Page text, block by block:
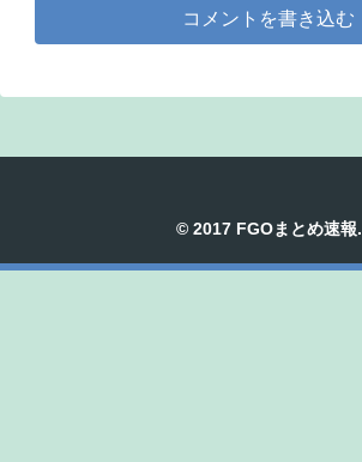
コメントを書き込む
© 2017 FGOまとめ速報.